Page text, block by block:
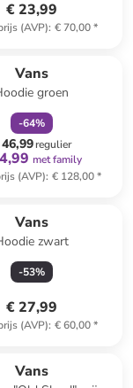
€ 23,99
(AVP): € 70,00*
Vans
groen
-64%
regulier
met family
(AVP): € 128,00*
Vans
zwart
-53%
€ 27,99
(AVP): € 60,00*
Vans